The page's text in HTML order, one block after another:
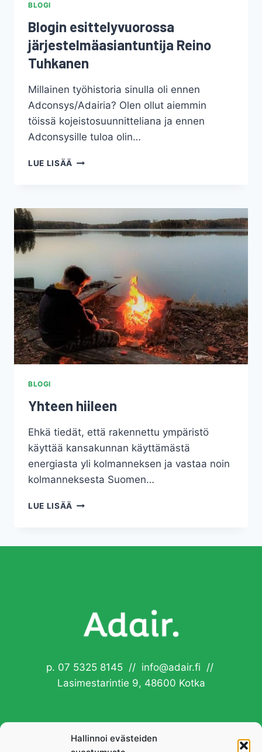
Hallinnoi evästeiden
BLOGI
Blogin esittelyvuorossa
järjestelmäasiantuntĳa Reino
Tuhkanen
Millainen työhistoria sinulla oli ennen
Adconsys/Adairia? Olen ollut aiemmin
töissä kojeistosuunnitteliana ja ennen
Adconsysille tuloa olin…
LUE LISÄÄ BLOGIN
TUHKANEN
BLOGI
Yhteen hiileen
Ehkä tiedät, että rakennettu ympäristö
käyttää kansakunnan käyttämästä
energiasta yli kolmanneksen ja vastaa noin
kolmanneksesta Suomen…
LUE LISÄÄ YHTEEN
p. 07 5325 8145 // info@adair.fi //
Lasimestarintie 9, 48600 Kotka